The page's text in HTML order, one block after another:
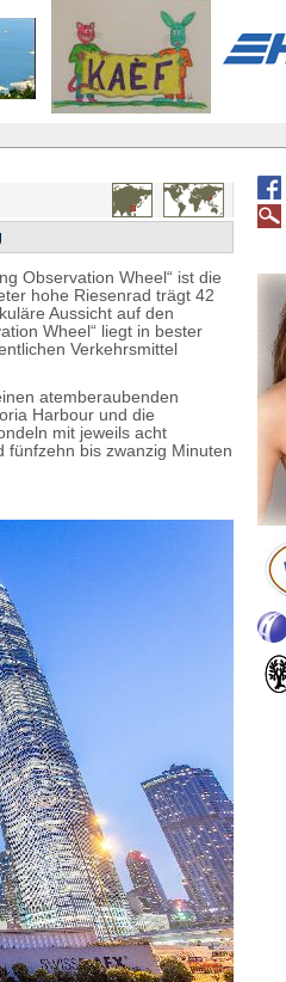
Observation Wheel“ ist die
hohe Riesenrad trägt 42
Aussicht auf den
Wheel“ liegt in bester
Verkehrsmittel
atemberaubenden
Harbour und die
mit jeweils acht
fünfzehn bis zwanzig Minuten